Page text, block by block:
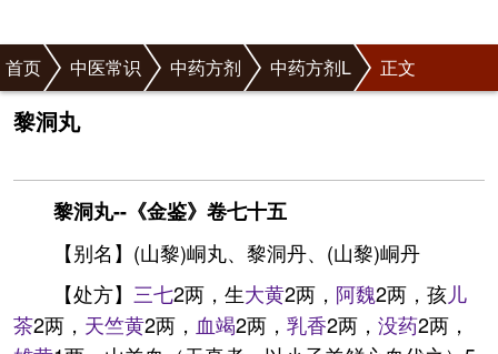
首页 中医常识 中药方剂 中药方剂L 正文
黎洞丸
黎洞丸--《金鉴》卷七十五
【别名】(山黎)峒丸、黎洞丹、(山黎)峒丹
【处方】 三七2两，生大黄2两， 阿魏2两，孩儿
茶2两， 天竺黄2两， 血竭2两， 乳香2两， 没药2两，